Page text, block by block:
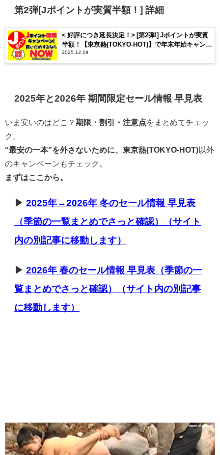
第2弾[Jポイントが実質半額！] 詳細
< 好評につき延長決定！> [第2弾!] Jポイントが実質
半額！【東京熱(TOKYO-HOT)】で年末年始キャンペ
ーン2025-2026開催中！ | 東京熱(TOKYO-HOT)
【2025年12月最新版】
2025.12.19
2025年と2026年 期間限定セール情報 早見表
いま安いのはどこ？ 期限・割引・注意点をまとめてチェッ
ク。
“最安の一本”を外さないために、東京熱(TOKYO-HOT) 以外
のキャンペーンもチェック。
まずはここから。
▶2025年→2026年 冬のセール情報 早見表
（季節の一覧まとめでさっと確認）（サイト
内の別記事に移動します）
▶2026年 春のセール情報 早見表（季節の一
覧まとめでさっと確認）（サイト内の別記事
に移動します）